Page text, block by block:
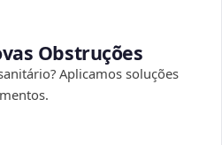
Obstruções
Aplicamos soluções